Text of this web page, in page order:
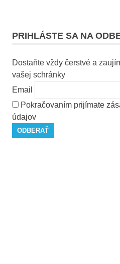
PRIHLÁSTE SA NA
Dostaňte vždy čerstvé a
vašej schránky
Email
Pokračovaním prijímate
údajov